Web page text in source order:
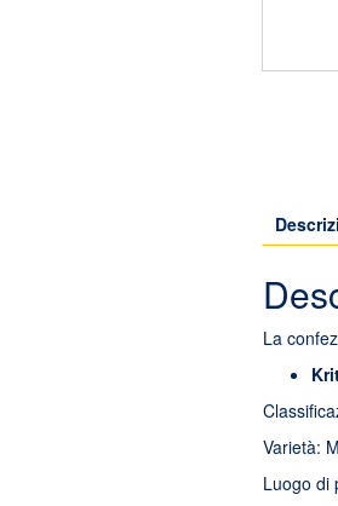
La
Varietà:
Luogo di